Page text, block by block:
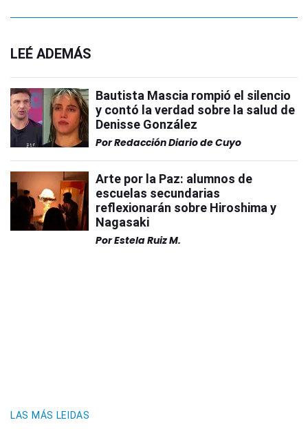
LEÉ ADEMÁS
Bautista Mascia rompió el silencio
y contó la verdad sobre la salud de
Denisse González
PorRedacción Diario de Cuyo
Arte por la Paz: alumnos de
escuelas secundarias
reflexionarán sobre Hiroshima y
Nagasaki
PorEstela Ruiz M.
LAS MÁS LEIDAS